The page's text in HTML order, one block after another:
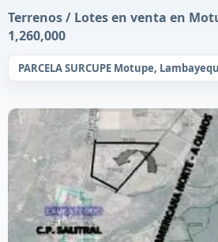
Terrenos / Lotes en venta en
1,260,000
PARCELA SURCUPE Motupe,